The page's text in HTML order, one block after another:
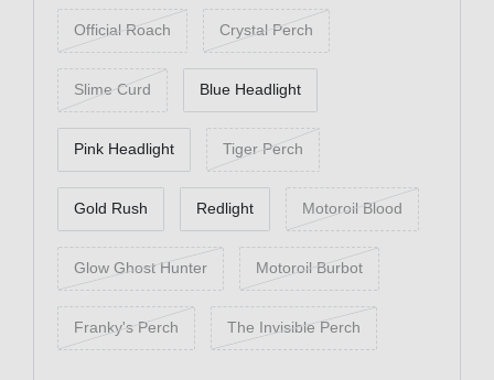
Official Roach Crystal Perch
Slime Curd Blue Headlight
Pink Headlight Tiger Perch
Gold Rush Redlight Motoroil Blood
Glow Ghost Hunter Motoroil Burbot
Franky's Perch The Invisible Perch